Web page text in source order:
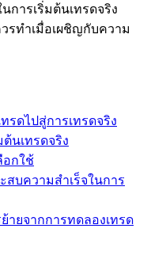
การเริ่มต้นเทรดจริง
รทำเมื่อเผชิญกับความ
รดไปสู่การเทรดจริง
นเทรดจริง
อกใช้
สบความสำเร็จในการ
ายจากการทดลองเทรด